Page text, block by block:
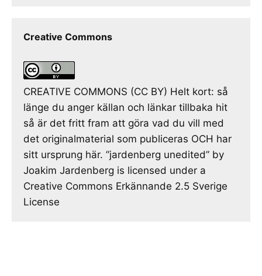
Creative Commons
CREATIVE COMMONS (CC BY) Helt kort: så
länge du anger källan och länkar tillbaka hit
så är det fritt fram att göra vad du vill med
det originalmaterial som publiceras OCH har
sitt ursprung här. ”jardenberg unedited” by
Joakim Jardenberg is licensed under a
Creative Commons Erkännande 2.5 Sverige
License